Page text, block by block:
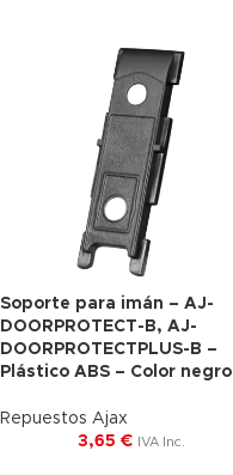
Soporte para imán – AJ-
DOORPROTECT-B, AJ-
DOORPROTECTPLUS-B –
Plástico ABS – Color negro
Repuestos Ajax
3,65 € IVA Inc.